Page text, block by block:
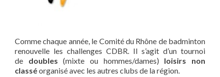
Comme chaque année, le Comité du Rhône de badminton
renouvelle les challenges CDBR. Il s’agit d’un tournoi
de doubles (mixte ou hommes/dames) loisirs non
classéorganisé avec les autres clubs de la région.